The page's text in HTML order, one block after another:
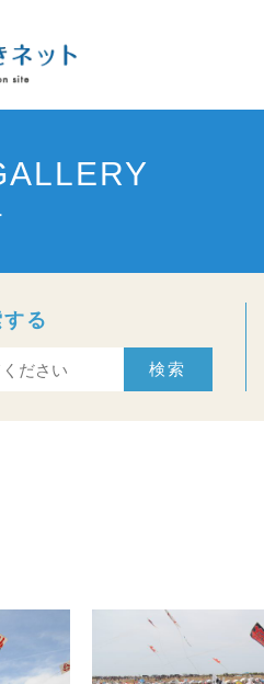
る
検索